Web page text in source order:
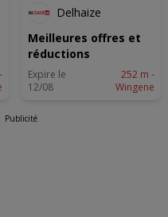
Delhaize
Meilleures offres et
réductions
Expire le
12/08
252 m -
Wingene
Publicité